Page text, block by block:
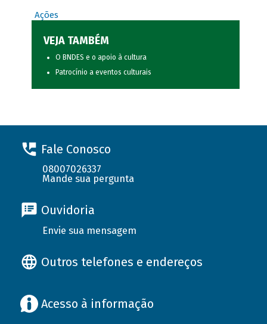
Ações
VEJA TAMBÉM
O BNDES e o apoio à cultura
Patrocínio a eventos culturais
Fale Conosco
08007026337
Mande sua pergunta
Ouvidoria
Envie sua mensagem
Outros telefones e endereços
Acesso à informação